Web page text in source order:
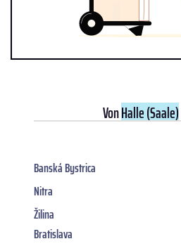
VonHalle (Saale)
Banská Bystrica
Nitra
Žilina
Bratislava